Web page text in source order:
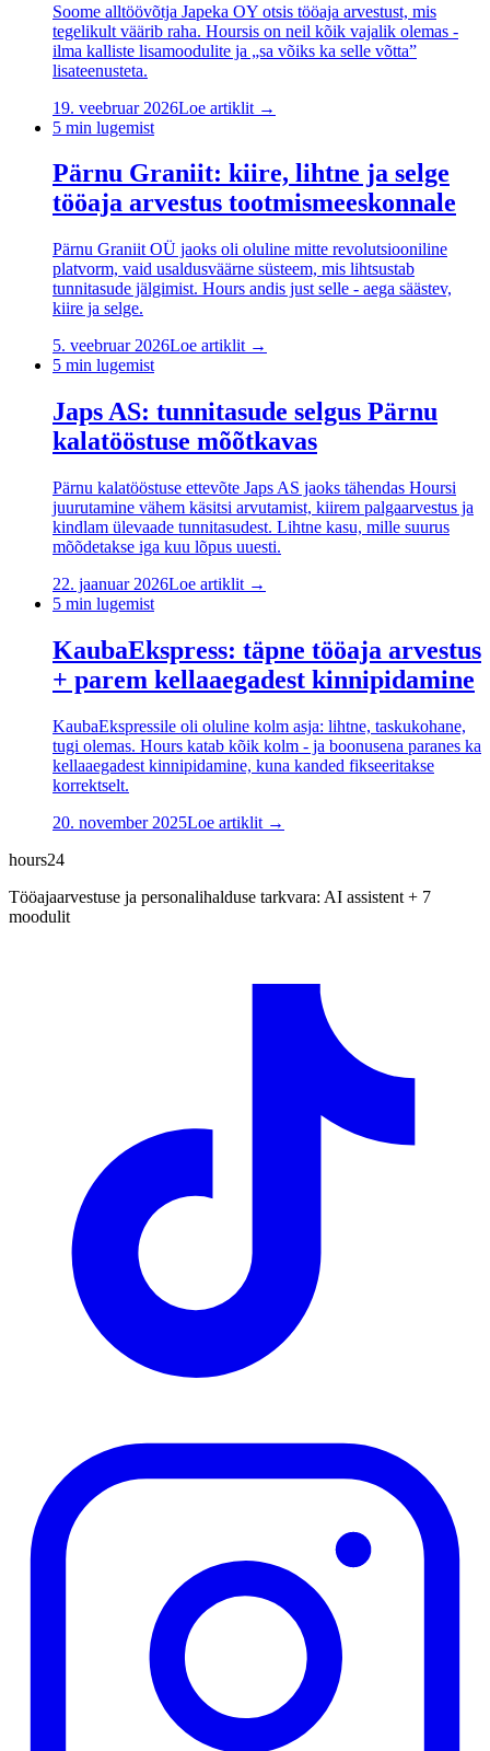
Soome alltöövõtja Japeka OY otsis tööaja arvestust, mis
tegelikult väärib raha. Hoursis on neil kõik vajalik olemas -
ilma kalliste lisamoodulite ja „sa võiks ka selle võtta”
lisateenusteta.
19. veebruar 2026Loe artiklit →
5 min lugemist
Pärnu Graniit: kiire, lihtne ja selge
tööaja arvestus tootmismeeskonnale
Pärnu Graniit OÜ jaoks oli oluline mitte revolutsiooniline
platvorm, vaid usaldusväärne süsteem, mis lihtsustab
tunnitasude jälgimist. Hours andis just selle - aega säästev,
kiire ja selge.
5. veebruar 2026Loe artiklit →
5 min lugemist
Japs AS: tunnitasude selgus Pärnu
kalatööstuse mõõtkavas
Pärnu kalatööstuse ettevõte Japs AS jaoks tähendas Hoursi
juurutamine vähem käsitsi arvutamist, kiirem palgaarvestus ja
kindlam ülevaade tunnitasudest. Lihtne kasu, mille suurus
mõõdetakse iga kuu lõpus uuesti.
22. jaanuar 2026Loe artiklit →
5 min lugemist
KaubaEkspress: täpne tööaja arvestus
+ parem kellaaegadest kinnipidamine
KaubaEkspressile oli oluline kolm asja: lihtne, taskukohane,
tugi olemas. Hours katab kõik kolm - ja boonusena paranes ka
kellaaegadest kinnipidamine, kuna kanded fikseeritakse
korrektselt.
20. november 2025Loe artiklit →
hours24
Tööajaarvestuse ja personalihalduse tarkvara: AI assistent + 7
moodulit